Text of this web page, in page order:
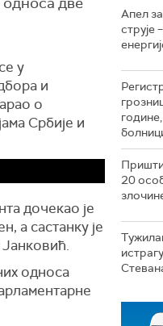
у
и
о
Србије и
дочекао је
а састанку је
односа
Апел
струје
20